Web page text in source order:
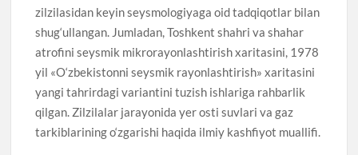
zilzilasidan keyin seysmologiyaga oid tadqiqotlar bilan
shug‘ullangan. Jumladan, Toshkent shahri va shahar
atrofini seysmik mikrorayonlashtirish xaritasini, 1978
yil «O‘zbekistonni seysmik rayonlashtirish» xaritasini
yangi tahrirdagi variantini tuzish ishlariga rahbarlik
qilgan. Zilzilalar jarayonida yer osti suvlari va gaz
tarkiblarining o‘zgarishi haqida ilmiy kashfiyot muallifi.